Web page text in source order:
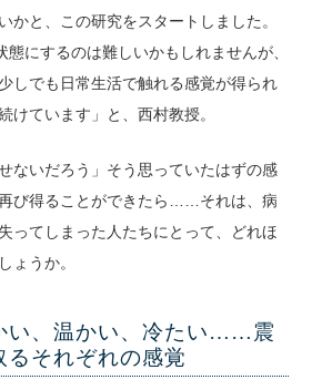
かと、この研究をスタートしました。
にするのは難しいかもしれませんが、
しでも日常生活で触れる感覚が得られ
けています」と、西村教授。
ないだろう」そう思っていたはずの感
び得ることができたら……それは、病
ってしまった人たちにとって、どれほ
ょうか。
い、温かい、冷たい……震
るそれぞれの感覚